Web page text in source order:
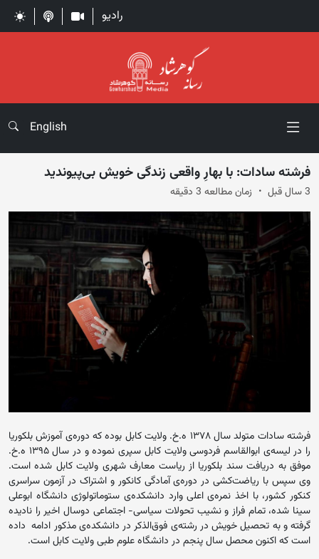
رادیو
English
فرشته سادات: با بهارِ واقعی زندگی خویش بی‌پیوندید
3 سال قبل زمان مطالعه 3 دقیقه
فرشته سادات متولد سال ۱۳۷۸ ه.خ. ولایت کابل بوده که دوره‌ی آموزش بلکوریا
را در لیسه‌ی ابوالقاسم فردوسی ولایت کابل سپری نموده و در سال ۱۳۹۵ ه.خ.
موفق به دریافت سند بلکوریا از ریاست معارف شهری ولایت کابل شده است.
وی سپس با ریاضت‌کشی در دوره‌ی آمادگی کانکور و اشتراک در آزمون سراسری
کنکور کشور، با اخذ نمره‌ی اعلی وارد دانشکده‌ی ستوماتولوژی دانشگاه ابوعلی
سینا شده، تمام فراز و نشیب تحولات سیاسی- اجتماعی دوسال اخیر را نادیده
گرفته و به تحصیل خویش در رشته‌ی فوق‌الذکر در دانشکده‌ی مذکور ادامه داده
است که اکنون محصل سال پنجم در دانشگاه علوم طبی ولایت کابل است.